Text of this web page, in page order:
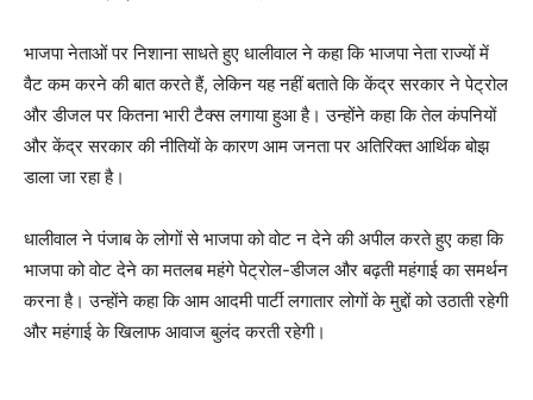
भाजपा नेताओं पर निशाना साधते हुए धालीवाल ने कहा कि भाजपा नेता राज्यों में
वैट कम करने की बात करते हैं, लेकिन यह नहीं बताते कि केंद्र सरकार ने पेट्रोल
और डीजल पर कितना भारी टैक्स लगाया हुआ है। उन्होंने कहा कि तेल कंपनियों
और केंद्र सरकार की नीतियों के कारण आम जनता पर अतिरिक्त आर्थिक बोझ
डाला जा रहा है।
धालीवाल ने पंजाब के लोगों से भाजपा को वोट न देने की अपील करते हुए कहा कि
भाजपा को वोट देने का मतलब महंगे पेट्रोल-डीजल और बढ़ती महंगाई का समर्थन
करना है। उन्होंने कहा कि आम आदमी पार्टी लगातार लोगों के मुद्दों को उठाती रहेगी
और महंगाई के खिलाफ आवाज बुलंद करती रहेगी।